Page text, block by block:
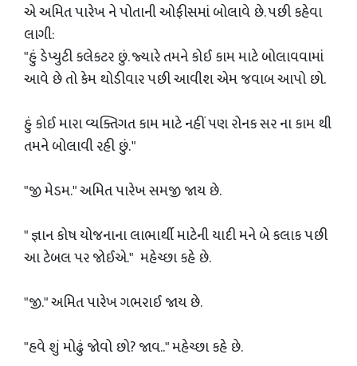
એ અમિત પારેખ ને પોતાની ઓફીસમાં બોલાવે છે. પછી કહેવા
લાગી:
"હું ડેપ્યુટી કલેકટર છું. જ્યારે તમને કોઈ કામ માટે બોલાવવામાં
આવે છે તો કેમ‌ થોડીવાર પછી આવીશ એમ‌ જવાબ આપો છો.
હું કોઈ મારા વ્યક્તિગત કામ માટે નહીં પણ‌ રોનક સર ના કામ થી
તમને બોલાવી રહી છું. "
"જી મેડમ." અમિત પારેખ સમજી જાય છે.
" જ્ઞાન કોષ યોજનાના લાભાર્થી માટેની યાદી મને બે કલાક પછી
આ ટેબલ પર જોઈએ." મહેચ્છા કહે છે.
"જી." અમિત પારેખ ગભરાઈ જાય છે.
"હવે શું મોઢું જોવો છો? જાવ.." મહેચ્છા કહે છે.